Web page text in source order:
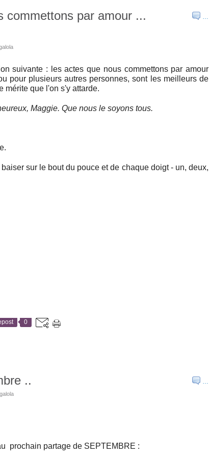
…
commettons par amour ...
suivante : les actes que nous commettons par amour
pour plusieurs autres personnes, sont les meilleurs de
mérite que l'on s'y attarde.
Maggie. Que nous le soyons tous.
sur le bout du pouce et de chaque doigt - un, deux,
0
…
..
prochain partage de SEPTEMBRE :